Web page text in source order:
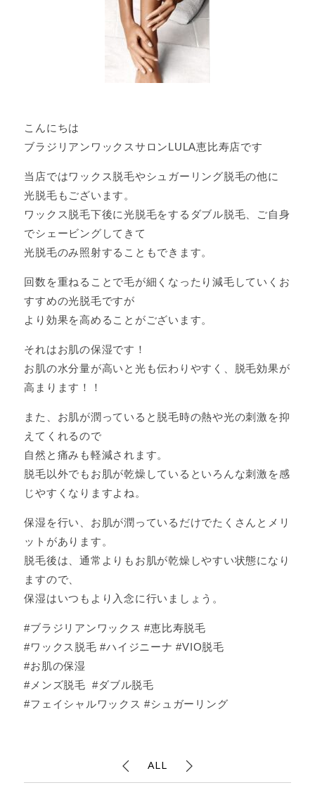
こんにちは
ブラジリアンワックスサロンLULA恵比寿店です
当店ではワックス脱毛やシュガーリング脱毛の他に
光脱毛もございます。
ワックス脱毛下後に光脱毛をするダブル脱毛、ご自身
でシェービングしてきて
光脱毛のみ照射することもできます。
回数を重ねることで毛が細くなったり減毛していくお
すすめの光脱毛ですが
より効果を高めることがございます。
それはお肌の保湿です！
お肌の水分量が高いと光も伝わりやすく、脱毛効果が
高まります！！
また、お肌が潤っていると脱毛時の熱や光の刺激を抑
えてくれるので
自然と痛みも軽減されます。
脱毛以外でもお肌が乾燥しているといろんな刺激を感
じやすくなりますよね。
保湿を行い、お肌が潤っているだけでたくさんとメリ
ットがあります。
脱毛後は、通常よりもお肌が乾燥しやすい状態になり
ますので、
保湿はいつもより入念に行いましょう。
#ブラジリアンワックス #恵比寿脱毛
#ワックス脱毛 #ハイジニーナ #VIO脱毛
#お肌の保湿
#メンズ脱毛 #ダブル脱毛
#フェイシャルワックス #シュガーリング
ALL